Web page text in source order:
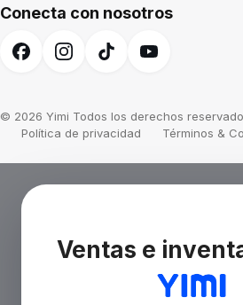
Conecta con nosotros
© 2026 Yimi Todos los derechos
Política de privacidad
Términos &
Ventas e